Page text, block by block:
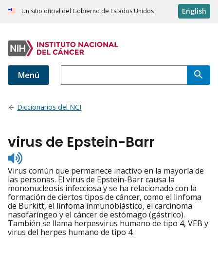
Un sitio oficial del Gobierno de Estados Unidos English
Menú
Diccionarios del NCI
virus de Epstein-Barr
Listen
to
pronunciation
Virus común que permanece inactivo en la mayoría de
las personas. El virus de Epstein-Barr causa la
mononucleosis infecciosa y se ha relacionado con la
formación de ciertos tipos de cáncer, como el linfoma
de Burkitt, el linfoma inmunoblástico, el carcinoma
nasofaríngeo y el cáncer de estómago (gástrico).
También se llama herpesvirus humano de tipo 4, VEB y
virus del herpes humano de tipo 4.